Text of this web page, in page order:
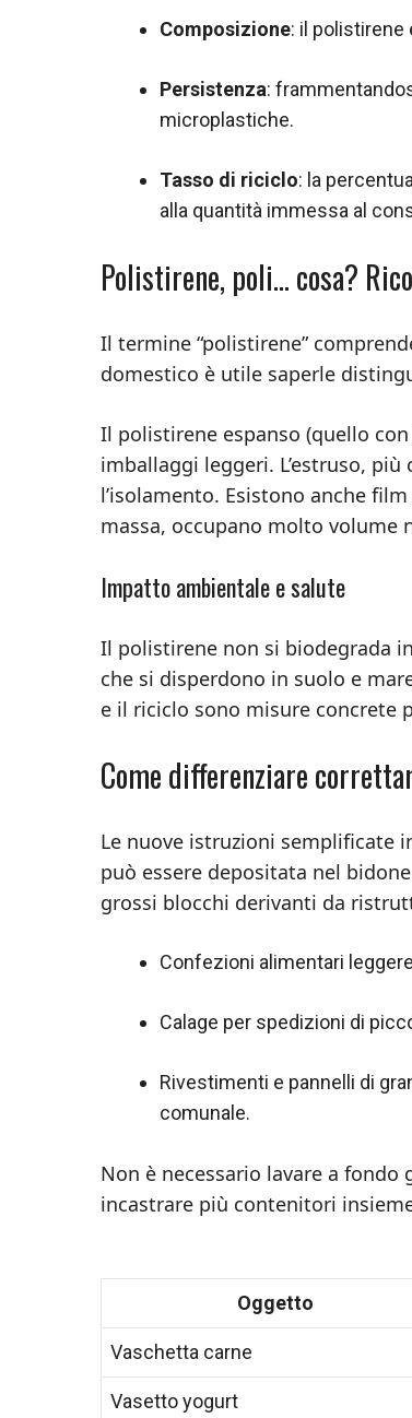
Composizione: il polistirene
Persistenza:
microplastiche.
Tasso di riciclo: la
alla quantità immessa al
Polistirene, poli… cosa?
Il termine “polistirene”
domestico è utile saperle
Il polistirene espanso (quello
imballaggi leggeri. L’estruso,
l’isolamento. Esistono anche
massa, occupano molto volume
Impatto ambientale e salute
Il polistirene non si biodegrada
che si disperdono in suolo e
e il riciclo sono misure concrete
Come differenziare
Le nuove istruzioni semplificate
può essere depositata nel
grossi blocchi derivanti da
Confezioni alimentari
Calage per spedizioni di
Rivestimenti e pannelli di
comunale.
Non è necessario lavare a
incastrare più contenitori
Oggetto
Vaschetta carne
Vasetto yogurt